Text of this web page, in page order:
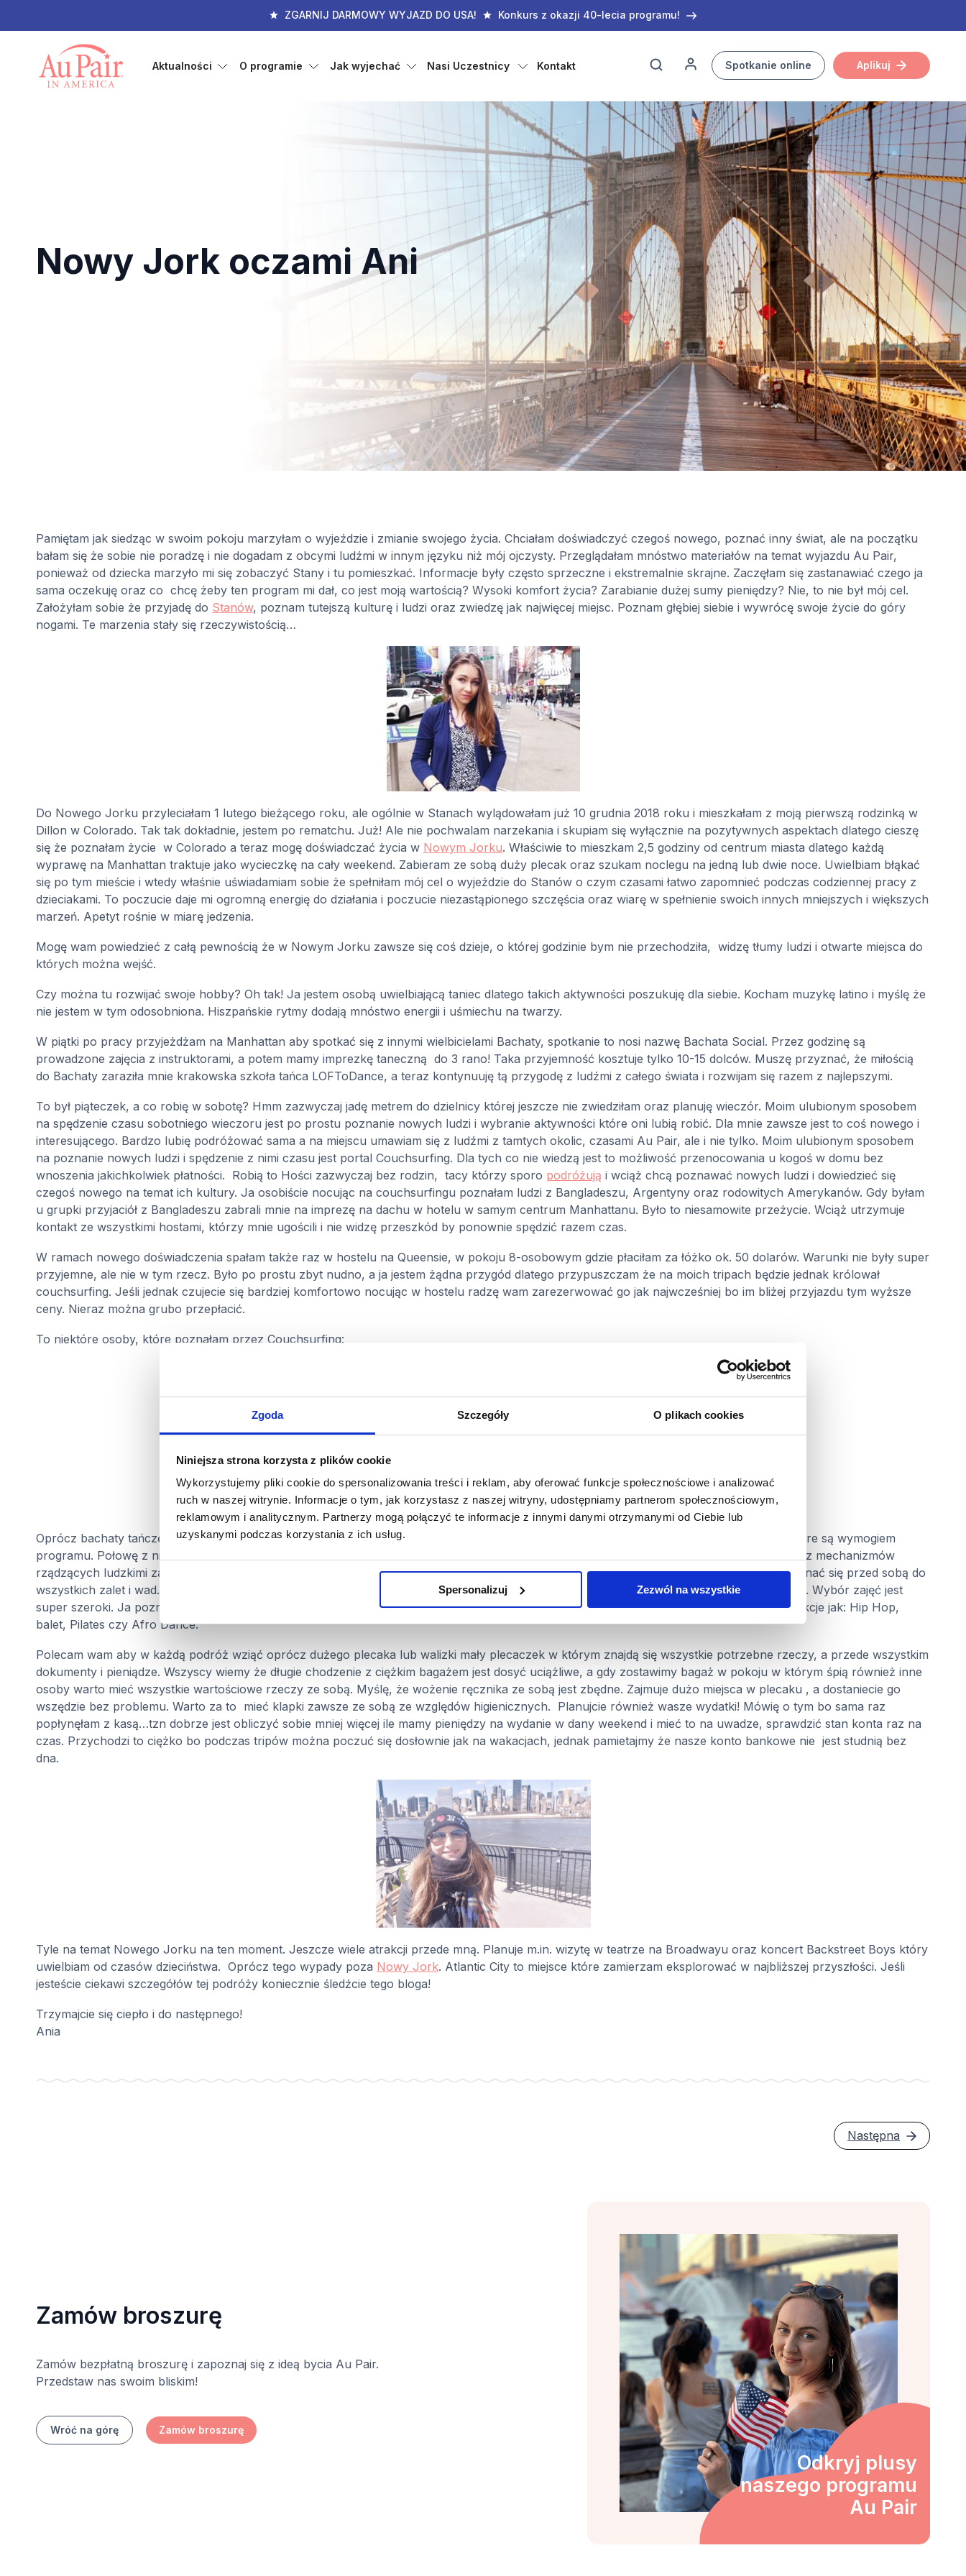
Zgoda Szczegóły O plikach cookies
Niniejsza strona korzysta z plików cookie
Wykorzystujemy pliki cookie do spersonalizowania treści i reklam, aby oferować funkcje społecznościowe i analizować
ruch w naszej witrynie. Informacje o tym, jak korzystasz z naszej witryny, udostępniamy partnerom społecznościowym,
reklamowym i analitycznym. Partnerzy mogą połączyć te informacje z innymi danymi otrzymanymi od Ciebie lub
uzyskanymi podczas korzystania z ich usług.
Spersonalizuj Zezwól na wszystkie
ZGARNIJ DARMOWY WYJAZD DO USA! Konkurs z okazji 40-lecia programu!
Aktualności O programie Jak wyjechać Nasi Uczestnicy Kontakt Spotkanie online Aplikuj
Nowy Jork oczami Ani
Pamiętam jak siedząc w swoim pokoju marzyłam o wyjeździe i zmianie swojego życia. Chciałam doświadczyć czegoś nowego, poznać inny świat, ale na początku
bałam się że sobie nie poradzę i nie dogadam z obcymi ludźmi w innym języku niż mój ojczysty. Przeglądałam mnóstwo materiałów na temat wyjazdu Au Pair,
ponieważ od dziecka marzyło mi się zobaczyć Stany i tu pomieszkać. Informacje były często sprzeczne i ekstremalnie skrajne. Zaczęłam się zastanawiać czego ja
sama oczekuję oraz co chcę żeby ten program mi dał, co jest moją wartością? Wysoki komfort życia? Zarabianie dużej sumy pieniędzy? Nie, to nie był mój cel.
Założyłam sobie że przyjadę do Stanów, poznam tutejszą kulturę i ludzi oraz zwiedzę jak najwięcej miejsc. Poznam głębiej siebie i wywrócę swoje życie do góry
nogami. Te marzenia stały się rzeczywistością…
Do Nowego Jorku przyleciałam 1 lutego bieżącego roku, ale ogólnie w Stanach wylądowałam już 10 grudnia 2018 roku i mieszkałam z moją pierwszą rodzinką w
Dillon w Colorado. Tak tak dokładnie, jestem po rematchu. Już! Ale nie pochwalam narzekania i skupiam się wyłącznie na pozytywnych aspektach dlatego cieszę
się że poznałam życie w Colorado a teraz mogę doświadczać życia w Nowym Jorku. Właściwie to mieszkam 2,5 godziny od centrum miasta dlatego każdą
wyprawę na Manhattan traktuje jako wycieczkę na cały weekend. Zabieram ze sobą duży plecak oraz szukam noclegu na jedną lub dwie noce. Uwielbiam błąkać
się po tym mieście i wtedy właśnie uświadamiam sobie że spełniłam mój cel o wyjeździe do Stanów o czym czasami łatwo zapomnieć podczas codziennej pracy z
dzieciakami. To poczucie daje mi ogromną energię do działania i poczucie niezastąpionego szczęścia oraz wiarę w spełnienie swoich innych mniejszych i większych
marzeń. Apetyt rośnie w miarę jedzenia.
Mogę wam powiedzieć z całą pewnością że w Nowym Jorku zawsze się coś dzieje, o której godzinie bym nie przechodziła, widzę tłumy ludzi i otwarte miejsca do
których można wejść.
Czy można tu rozwijać swoje hobby? Oh tak! Ja jestem osobą uwielbiającą taniec dlatego takich aktywności poszukuję dla siebie. Kocham muzykę latino i myślę że
nie jestem w tym odosobniona. Hiszpańskie rytmy dodają mnóstwo energii i uśmiechu na twarzy.
W piątki po pracy przyjeżdżam na Manhattan aby spotkać się z innymi wielbicielami Bachaty, spotkanie to nosi nazwę Bachata Social. Przez godzinę są
prowadzone zajęcia z instruktorami, a potem mamy imprezkę taneczną do 3 rano! Taka przyjemność kosztuje tylko 10-15 dolców. Muszę przyznać, że miłością
do Bachaty zaraziła mnie krakowska szkoła tańca LOFToDance, a teraz kontynuuję tą przygodę z ludźmi z całego świata i rozwijam się razem z najlepszymi.
To był piąteczek, a co robię w sobotę? Hmm zazwyczaj jadę metrem do dzielnicy której jeszcze nie zwiedziłam oraz planuję wieczór. Moim ulubionym sposobem
na spędzenie czasu sobotniego wieczoru jest po prostu poznanie nowych ludzi i wybranie aktywności które oni lubią robić. Dla mnie zawsze jest to coś nowego i
interesującego. Bardzo lubię podróżować sama a na miejscu umawiam się z ludźmi z tamtych okolic, czasami Au Pair, ale i nie tylko. Moim ulubionym sposobem
na poznanie nowych ludzi i spędzenie z nimi czasu jest portal Couchsurfing. Dla tych co nie wiedzą jest to możliwość przenocowania u kogoś w domu bez
wnoszenia jakichkolwiek płatności. Robią to Hości zazwyczaj bez rodzin, tacy którzy sporo podróżują i wciąż chcą poznawać nowych ludzi i dowiedzieć się
czegoś nowego na temat ich kultury. Ja osobiście nocując na couchsurfingu poznałam ludzi z Bangladeszu, Argentyny oraz rodowitych Amerykanów. Gdy byłam
u grupki przyjaciół z Bangladeszu zabrali mnie na imprezę na dachu w hotelu w samym centrum Manhattanu. Było to niesamowite przeżycie. Wciąż utrzymuje
kontakt ze wszystkimi hostami, którzy mnie ugościli i nie widzę przeszkód by ponownie spędzić razem czas.
W ramach nowego doświadczenia spałam także raz w hostelu na Queensie, w pokoju 8-osobowym gdzie płaciłam za łóżko ok. 50 dolarów. Warunki nie były super
przyjemne, ale nie w tym rzecz. Było po prostu zbyt nudno, a ja jestem żądna przygód dlatego przypuszczam że na moich tripach będzie jednak królował
couchsurfing. Jeśli jednak czujecie się bardziej komfortowo nocując w hostelu radzę wam zarezerwować go jak najwcześniej bo im bliżej przyjazdu tym wyższe
ceny. Nieraz można grubo przepłacić.
To niektóre osoby, które poznałam przez Couchsurfing:
Oprócz bachaty tańczę również Zumbę i robię to m.in. w jednej z nowojorskich szkół tańca: Ailey Extension. Przy okazji zaliczam kredyty które są wymogiem
programu. Połowę z nich, a dokładnie 3 zrobiłam na kursie weekendowym w Pace University. Kurs dotyczył rodzajów ludzkiej inteligencji oraz mechanizmów
rządzących ludzkimi zachowaniami. Przerobiliśmy mnóstwo testów osobowości. Muszę przyznać, że przyjemnie tak zajrzeć w siebie i przyznać się przed sobą do
wszystkich zalet i wad. Bardzo pomocne w budowaniu dalszego życia! A więc 3 kredyty mam już za sobą a pozostałe 3 robię w szkole tańca. Wybór zajęć jest
super szeroki. Ja poznałam
już smak zumby, a kolejnymi zajęciami na jakie się wybiorę będzie Power Joga. Szkoła oferuje jeszcze takie lekcje jak: Hip Hop,
balet, Pilates czy Afro Dance.
Polecam wam aby w każdą podróż wziąć oprócz dużego plecaka lub walizki mały plecaczek w którym znajdą się wszystkie potrzebne rzeczy, a przede wszystkim
dokumenty i pieniądze. Wszyscy wiemy że długie chodzenie z ciężkim bagażem jest dosyć uciążliwe, a gdy zostawimy bagaż w pokoju w którym śpią również inne
osoby warto mieć wszystkie wartościowe rzeczy ze sobą. Myślę, że wożenie ręcznika ze sobą jest zbędne. Zajmuje dużo miejsca w plecaku , a dostaniecie go
wszędzie bez problemu. Warto za to mieć klapki zawsze ze sobą ze względów higienicznych. Planujcie również wasze wydatki! Mówię o tym bo sama raz
popłynęłam z kasą…tzn dobrze jest obliczyć sobie mniej więcej ile mamy pieniędzy na wydanie w dany weekend i mieć to na uwadze, sprawdzić stan konta raz na
czas. Przychodzi to ciężko bo podczas tripów można poczuć się dosłownie jak na wakacjach, jednak pamietajmy że nasze konto bankowe nie jest studnią bez
dna.
Tyle na temat Nowego Jorku na ten moment. Jeszcze wiele atrakcji przede mną. Planuje m.in. wizytę w teatrze na Broadwayu oraz koncert Backstreet Boys który
uwielbiam od czasów dzieciństwa. Oprócz tego wypady poza Nowy Jork. Atlantic City to miejsce które zamierzam eksplorować w najbliższej przyszłości. Jeśli
jesteście ciekawi szczegółów tej podróży koniecznie śledźcie tego bloga!
Trzymajcie się ciepło i do następnego!
Ania
Następna
Zamów broszurę
Zamów bezpłatną broszurę i zapoznaj się z ideą bycia Au Pair.
Przedstaw nas swoim bliskim!
Wróć na górę Zamów broszurę
Odkryj plusy
naszego programu
Au Pair